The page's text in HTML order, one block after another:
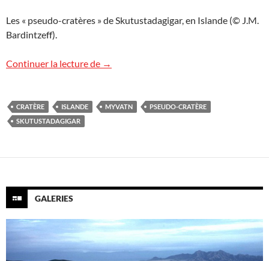
Les « pseudo-cratères » de Skutustadagigar, en Islande (© J.M.
Bardintzeff).
Continuer la lecture de Skutustadagigar, Islande
→
CRATÈRE ISLANDE MYVATN
PSEUDO-CRATÈRE
SKUTUSTADAGIGAR
GALERIES